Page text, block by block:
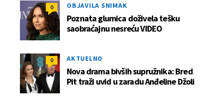
0 OBJAVILA SNIMAK
Poznata glumica doživela tešku
saobraćajnu nesreću VIDEO
0 AKTUELNO
Nova drama bivših supružnika: Bred
Pit traži uvid u zaradu Anđeline Džoli